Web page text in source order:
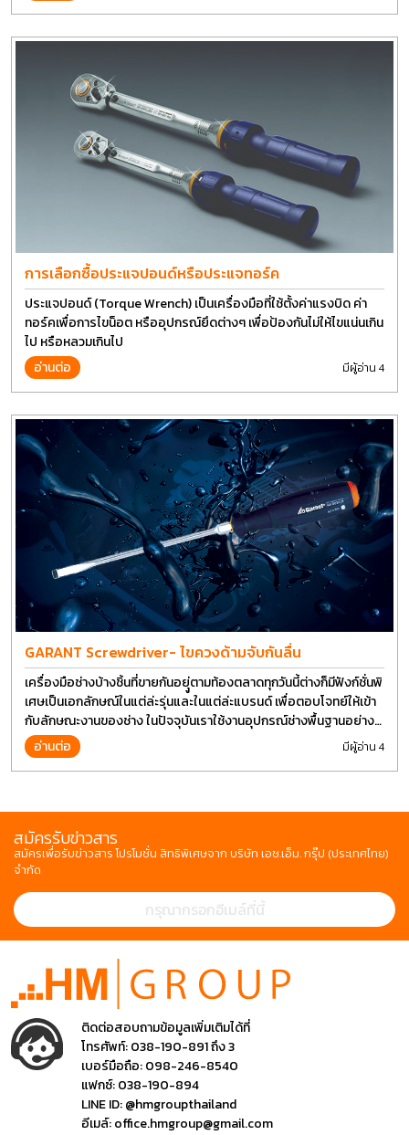
การเลือกซื้อประแจปอนด์หรือประแจทอร์ค
ประแจปอนด์ (Torque Wrench) เป็นเครื่องมือที่ใช้ตั้งค่าแรงบิด ค่า
ทอร์คเพื่อการไขน็อต หรืออุปกรณ์ยึดต่างๆ เพื่อป้องกันไม่ให้ไขแน่นเกิน
ไป หรือหลวมเกินไป
อ่านต่อ
มีผู้อ่าน 4
GARANT Screwdriver- ไขควงด้ามจับกันลื่น
เครื่องมือช่างบ้างชิ้นที่ขายกันอยุู่ตามท้องตลาดทุกวันนี้ต่างก็มีฟังก์ชั่นพิ
เศษเป็นเอกลักษณ์ในแต่ล่ะรุ่นและในแต่ล่ะแบรนด์ เพื่อตอบโจทย์ให้เข้า
กับลักษณะงานของช่าง ในปัจจุบันเราใช้งานอุปกรณ์ช่างพื้นฐานอย่าง
ไขควงกันในงานหลายประเภททำให้มีการปรับเปลี่ยนรูปแบบ
อ่านต่อ มีผู้อ่าน 4
สมัครรับข่าวสาร
สมัครเพื่อรับข่าวสาร โปรโมชั่น สิทธิพิเศษจาก บริษัท เอช.เอ็ม. กรุ๊ป (ประเทศไทย)
จำกัด
ติดต่อสอบถามข้อมูลเพิ่มเติมได้ที่
โทรศัพท์:038-190-891 ถึง 3
เบอร์มือถือ:098-246-8540
แฟกซ์:038-190-894
LINE ID:@hmgroupthailand
อีเมล์:office.hmgroup@gmail.com